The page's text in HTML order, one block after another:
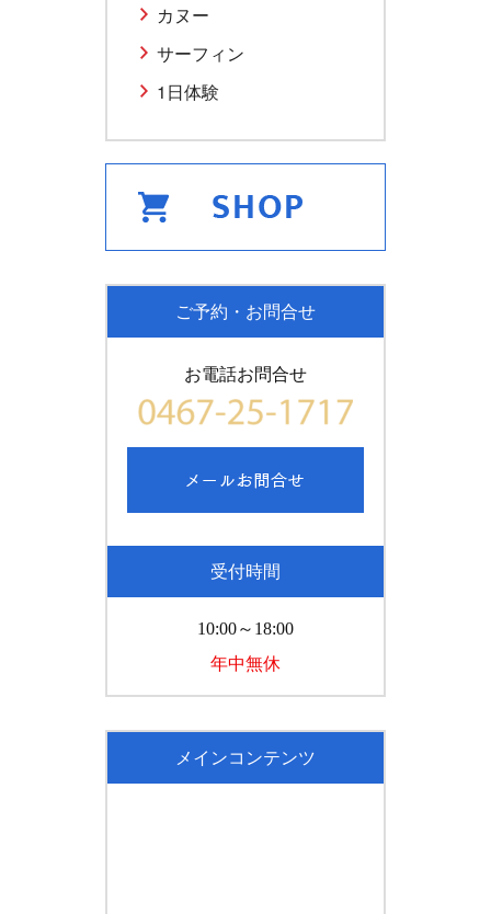
カヌー
サーフィン
1日体験
ご予約・お問合せ
お電話お問合せ
受付時間
10:00～18:00
年中無休
メインコンテンツ